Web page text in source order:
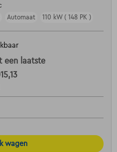
Automaat 110 kW ( 148 PK )
een laatste
wagen